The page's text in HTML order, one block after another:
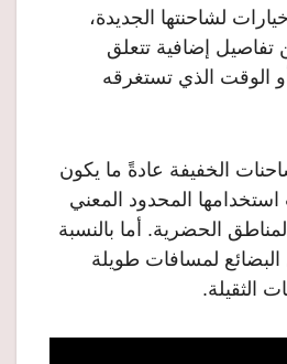
وتوفر «إيسوزو» 3 خيارات لشاحنتها الجديدة،
إضافية تتعلق
أو الوقت الذي تستغرقه
الخفيفة عادةً ما يكون
المحدود المعني
الحضرية. أما بالنسبة
البضائع لمسافات طويلة
الثقيلة.